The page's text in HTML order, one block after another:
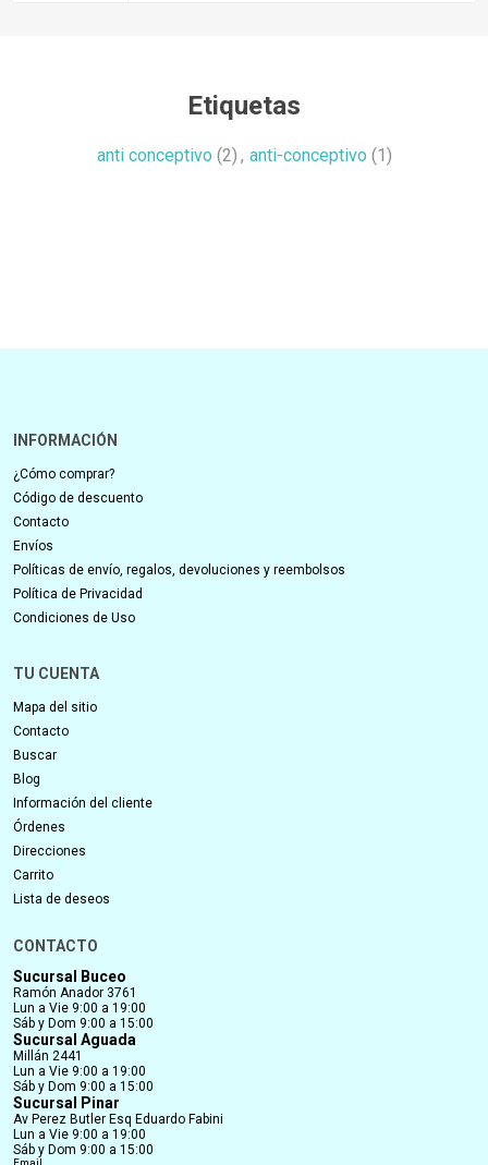
Etiquetas
anti conceptivo (2) , anti-conceptivo (1)
INFORMACIÓN
¿Cómo comprar?
Código de descuento
Contacto
Envíos
Políticas de envío, regalos, devoluciones y reembolsos
Política de Privacidad
Condiciones de Uso
TU CUENTA
Mapa del sitio
Contacto
Buscar
Blog
Información del cliente
Órdenes
Direcciones
Carrito
Lista de deseos
CONTACTO
Sucursal Buceo
Ramón Anador 3761
Lun a Vie 9:00 a 19:00
Sáb y Dom 9:00 a 15:00
Sucursal Aguada
Millán 2441
Lun a Vie 9:00 a 19:00
Sáb y Dom 9:00 a 15:00
Sucursal Pinar
Av Perez Butler Esq Eduardo Fabini
Lun a Vie 9:00 a 19:00
Sáb y Dom 9:00 a 15:00